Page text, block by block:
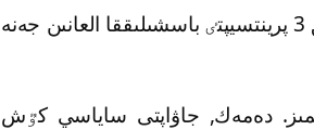
وسى ورايدا ەلباسى Nur Otan پارتيياسى بارلىق ۋاقىتتا دا بازالىق 3 پرينتسيپتٸ باسشىلىققا العانىن جەنە
دەمەك, جاۋاپتى ساياسي كٷش